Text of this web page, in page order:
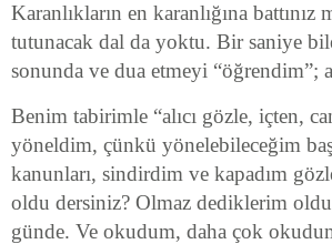
Karanlıkların en karanlığına
tutunacak dal da yoktu. Bir saniye
sonunda ve dua etmeyi
Benim tabirimle “alıcı gözle, içten,
yöneldim, çünkü yönelebileceğim
kanunları, sindirdim ve kapadım
oldu dersiniz? Olmaz dediklerim
günde. Ve okudum, daha çok